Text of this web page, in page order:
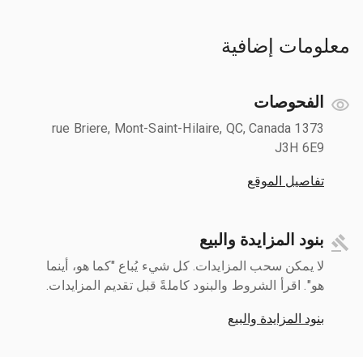
معلومات إضافية
الفحوصات
1373 rue Briere, Mont-Saint-Hilaire, QC, Canada
J3H 6E9
تفاصيل الموقع
بنود المزايدة والبيع
لا يمكن سحب المزايدات. كل شيء يُباع "كما هو، أينما
هو". اقرأ الشروط والبنود كاملةً قبل تقديم المزايدات.
بنود المزايدة والبيع